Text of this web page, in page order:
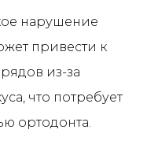
нарушение
привести к
из-за
что потребует
ортодонта.